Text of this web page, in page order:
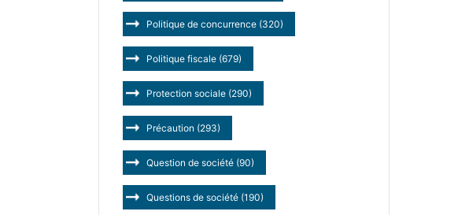
Politique de concurrence (320)
Politique fiscale (679)
Protection sociale (290)
Précaution (293)
Question de société (90)
Questions de société (190)